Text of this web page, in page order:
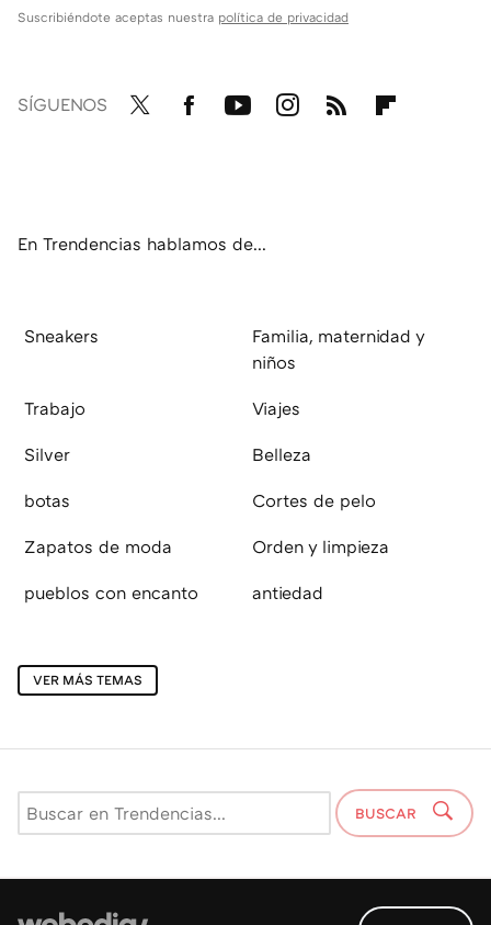
Suscribiéndote aceptas nuestra política de privacidad
SÍGUENOS
En Trendencias hablamos de...
Sneakers
Familia, maternidad y
niños
Trabajo Viajes
Silver Belleza
botas Cortes de pelo
Zapatos de moda Orden y limpieza
pueblos con encanto antiedad
VER MÁS TEMAS
BUSCAR